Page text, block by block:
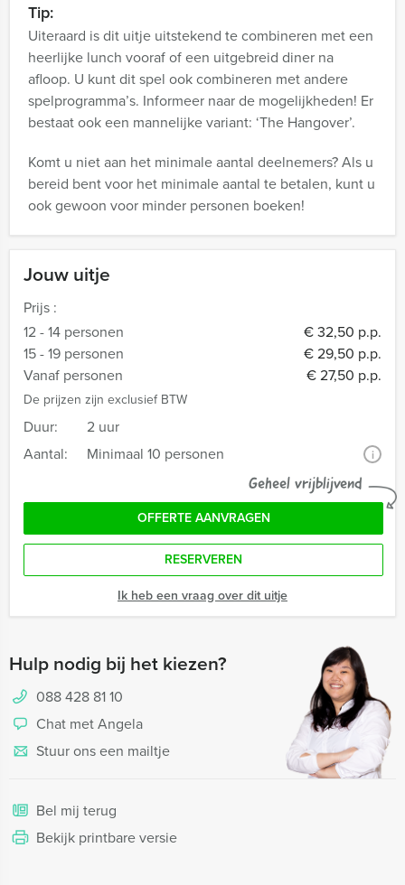
Jouw uitje
Prijs :
12 - 14 personen
€ 32,50 p.p.
15 - 19 personen
€ 29,50 p.p.
Vanaf personen
€ 27,50 p.p.
De prijzen zijn exclusief BTW
Duur:
2 uur
Aantal:
Minimaal 10 personen i
Geheel vrijblijvend
OFFERTE AANVRAGEN
RESERVEREN
Ik heb een vraag over dit uitje
Hulp nodig bij het kiezen?
088 428 81 10
Chat met Angela
Stuur ons een mailtje
Bel mij terug
Bekijk printbare versie
Tip:
Uiteraard is dit uitje uitstekend te combineren met een
heerlijke lunch vooraf of een uitgebreid diner na
afloop. U kunt dit spel ook combineren met andere
spelprogramma’s. Informeer naar de mogelijkheden! Er
bestaat ook een mannelijke variant: ‘The Hangover’.
Komt u niet aan het minimale aantal deelnemers? Als u
bereid bent voor het minimale aantal te betalen, kunt u
ook gewoon voor minder personen boeken!